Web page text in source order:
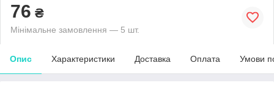
76 ₴
Мінімальне замовлення — 5 шт.
Опис Характеристики Доставка Оплата Умови